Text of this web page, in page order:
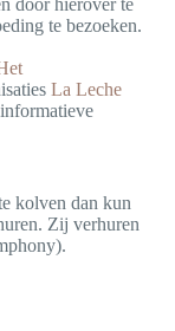
te bezoeken.
La Leche
kolven dan kun
Zij verhuren